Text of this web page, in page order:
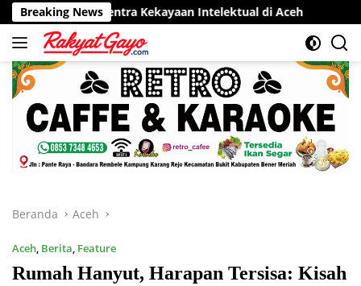
Langsung
ke
konten
Breaking News
Kekayaan Intelektual di Aceh RSUD Munyang
Beranda Aceh
Aceh, Berita, Feature
Rumah Hanyut, Harapan Tersisa: Kisah